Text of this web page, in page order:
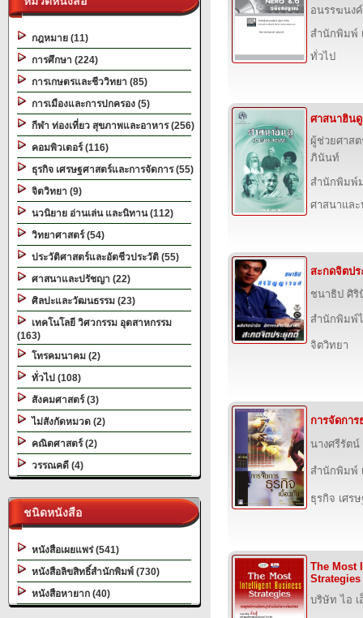
กฎหมาย (11)
การศึกษา (224)
การเกษตรและชีววิทยา (85)
การเมืองและการปกครอง (5)
กีฬา ท่องเที่ยว สุขภาพและอาหาร (256)
คอมพิวเตอร์ (116)
ธุรกิจ เศรษฐศาสตร์และการจัดการ (55)
จิตวิทยา (9)
นวนิยาย อ่านเล่น และนิทาน (112)
วิทยาศาสตร์ (54)
ประวัติศาสตร์และอัตชีวประวัติ (55)
ศาสนาและปรัชญา (22)
ศิลปะและวัฒนธรรม (23)
เทคโนโลยี วิศวกรรม อุตสาหกรรม
(163)
โทรคมนาคม (2)
ทั่วไป (108)
สังคมศาสตร์ (3)
ไม่สังกัดหมวด (2)
คณิตศาสตร์ (2)
วรรณคดี (4)
ชนิดหนังสือ
หนังสือเผยแพร่ (541)
หนังสือลิขสิทธิ์สำนักพิมพ์ (730)
หนังสือหายาก (40)
อนรรฆน
สำนักพิมพ์
ทั่วไป
ศาสนาฮินดู
ผู้ช่วยศาส
ภินันท์
สำนักพิมพ์
ศาสนาแล
สะกดจิตปร
ชนาธิป ศิริ
สำนักพิมพ์
จิตวิทยา
การจัดการ
นางศรีรัต
สำนักพิมพ์
ธุรกิจ เศร
The Most
Strategies
บริษัท ไอ